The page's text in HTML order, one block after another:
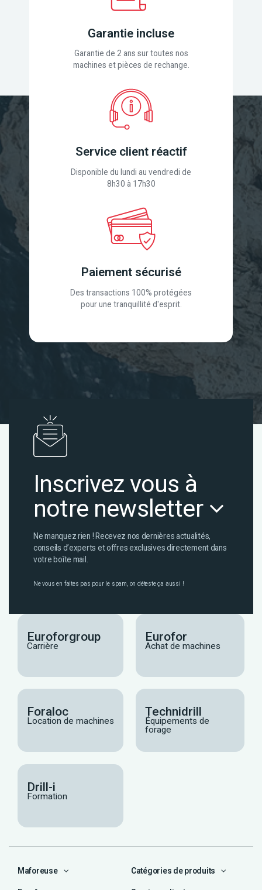
Garantie incluse
Garantie de 2 ans sur toutes nos
machines et pièces de rechange.
Service client réactif
Disponible du lundi au vendredi de
8h30 à 17h30
Paiement sécurisé
Des transactions 100% protégées
pour une tranquillité d'esprit.
Inscrivez vous à
notre newsletter
Ne manquez rien ! Recevez nos dernières actualités,
conseils d’experts et offres exclusives directement dans
votre boîte mail.
Ne vous en faites pas pour le spam, on déteste ça aussi !
Euroforgroup
Carrière
Eurofor
Achat de machines
Foraloc
Location de machines
Technidrill
Équipements de
forage
Drill-i
Formation
Maforeuse Catégories de produits